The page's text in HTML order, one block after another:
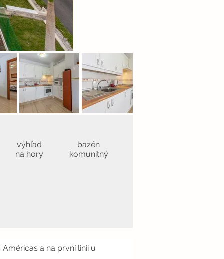
výhľad
na hory
bazén
komunitný
a na první linii u